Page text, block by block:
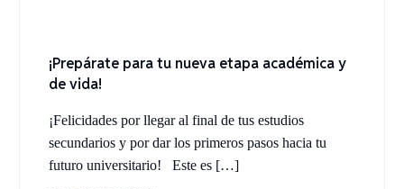
¡Prepárate para tu nueva etapa académica y
de vida!
¡Felicidades por llegar al final de tus estudios
secundarios y por dar los primeros pasos hacia tu
futuro universitario! Este es […]